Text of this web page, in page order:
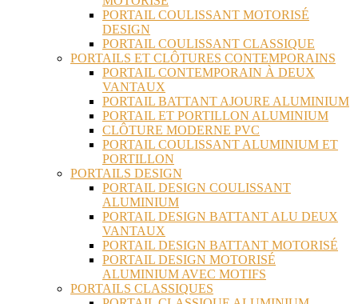
PORTAIL COULISSANT MOTORISÉ
DESIGN
PORTAIL COULISSANT CLASSIQUE
PORTAILS ET CLÔTURES CONTEMPORAINS
PORTAIL CONTEMPORAIN À DEUX
VANTAUX
PORTAIL BATTANT AJOURE ALUMINIUM
PORTAIL ET PORTILLON ALUMINIUM
CLÔTURE MODERNE PVC
PORTAIL COULISSANT ALUMINIUM ET
PORTILLON
PORTAILS DESIGN
PORTAIL DESIGN COULISSANT
ALUMINIUM
PORTAIL DESIGN BATTANT ALU DEUX
VANTAUX
PORTAIL DESIGN BATTANT MOTORISÉ
PORTAIL DESIGN MOTORISÉ
ALUMINIUM AVEC MOTIFS
PORTAILS CLASSIQUES